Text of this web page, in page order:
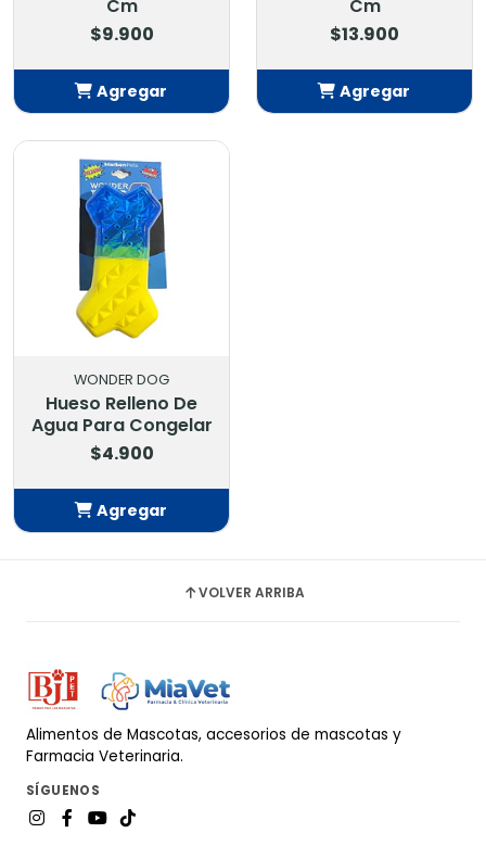
Cm
$9.900
Agregar
Añadido
Cm
$13.900
Agregar
WONDER DOG
Hueso Relleno De
Agua Para Congelar
$4.900
Agregar
VOLVER ARRIBA
Alimentos de Mascotas, accesorios de mascotas y
Farmacia Veterinaria.
SÍGUENOS